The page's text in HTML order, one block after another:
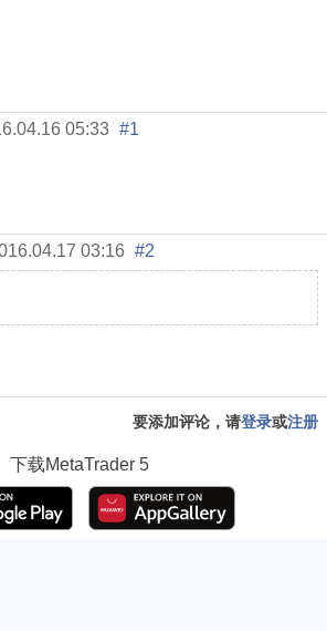
05:33 #1
03:16 #2
要添加评论，请登录或注册
下载MetaTrader 5